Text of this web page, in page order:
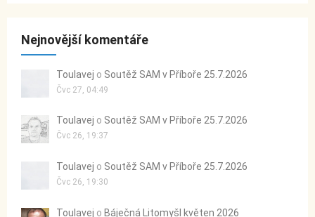
Nejnovější komentáře
Toulavej o Soutěž SAM v Příboře 25.7.2026
Čvc 27, 04:49
Toulavej o Soutěž SAM v Příboře 25.7.2026
Čvc 26, 19:37
Toulavej o Soutěž SAM v Příboře 25.7.2026
Čvc 26, 19:30
Toulavej o Báječná Litomyšl květen 2026